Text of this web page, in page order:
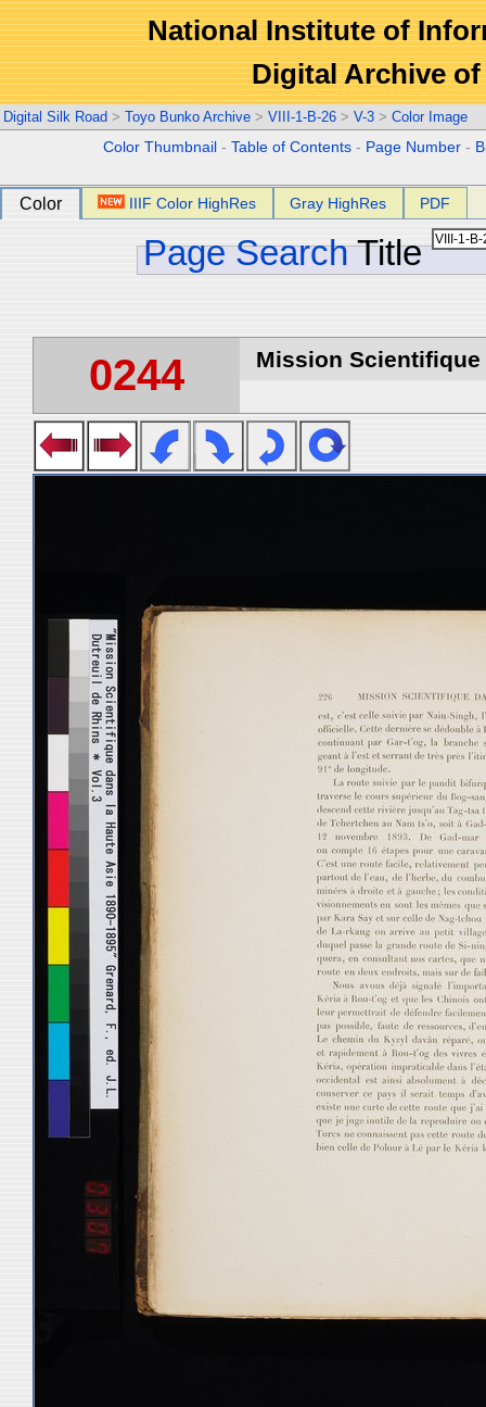
National Institute of
Digital Archive
Digital Silk Road > Toyo Bunko Archive > VIII-1-B-26 > V-3 > Color Image
Color Thumbnail -Table of Contents - Page Number -
Color IIIF Color HighRes Gray HighRes PDF
Page Search Title
0244 Mission Scientifique